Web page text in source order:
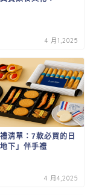
4 月1,2025
清單：7款必買的日
下」伴手禮
4 月4,2025